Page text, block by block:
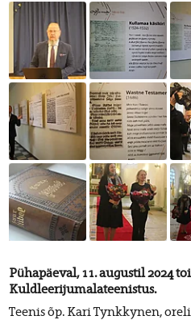
Pühapäeval, 11. augustil 2024
Kuldleerijumalateenistus.
Teenis õp. Kari Tynkkynen,